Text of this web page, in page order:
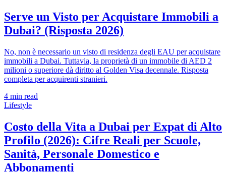
Serve un Visto per Acquistare Immobili a
Dubai? (Risposta 2026)
No, non è necessario un visto di residenza degli EAU per acquistare
immobili a Dubai. Tuttavia, la proprietà di un immobile di AED 2
milioni o superiore dà diritto al Golden Visa decennale. Risposta
completa per acquirenti stranieri.
4 min read
Lifestyle
Costo della Vita a Dubai per Expat di Alto
Profilo (2026): Cifre Reali per Scuole,
Sanità, Personale Domestico e
Abbonamenti